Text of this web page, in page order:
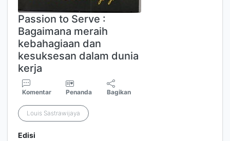
Passion to Serve :
Bagaimana meraih
kebahagiaan dan
kesuksesan dalam dunia
kerja
Komentar Penanda Bagikan
Louis Sastrawijaya
Edisi